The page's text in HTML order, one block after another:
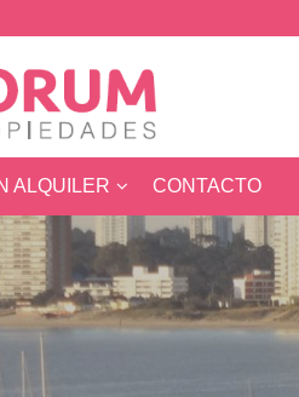
ALQUILER CONTACTO